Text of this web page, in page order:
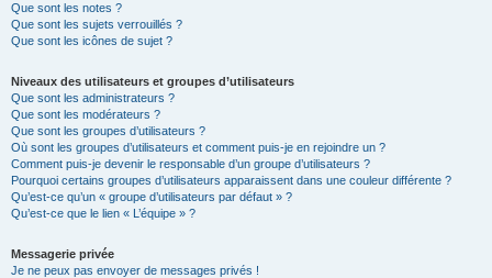
Que sont les notes ?
Que sont les sujets verrouillés ?
Que sont les icônes de sujet ?
Niveaux des utilisateurs et groupes d’utilisateurs
Que sont les administrateurs ?
Que sont les modérateurs ?
Que sont les groupes d’utilisateurs ?
Où sont les groupes d’utilisateurs et comment puis-je en rejoindre un ?
Comment puis-je devenir le responsable d’un groupe d’utilisateurs ?
Pourquoi certains groupes d’utilisateurs apparaissent dans une couleur différente ?
Qu’est-ce qu’un « groupe d’utilisateurs par défaut » ?
Qu’est-ce que le lien « L’équipe » ?
Messagerie privée
Je ne peux pas envoyer de messages privés !